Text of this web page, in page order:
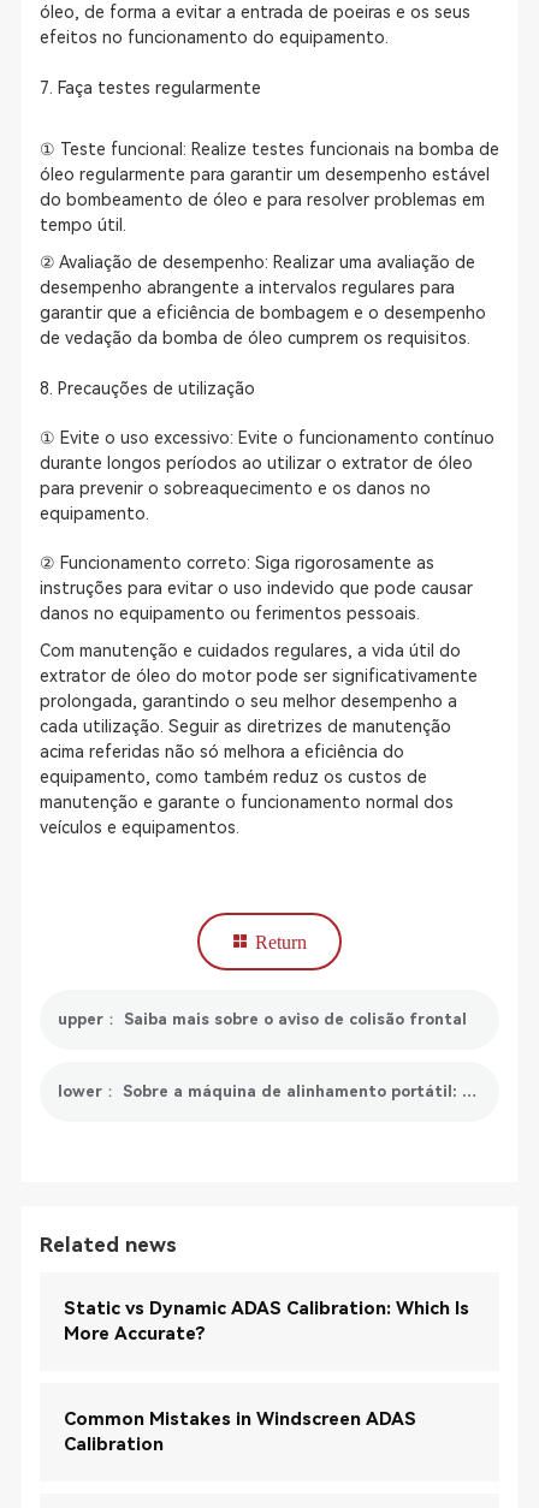
óleo, de forma a evitar a entrada de poeiras e os seus
efeitos no funcionamento do equipamento.
7. Faça testes regularmente
① Teste funcional: Realize testes funcionais na bomba de
óleo regularmente para garantir um desempenho estável
do bombeamento de óleo e para resolver problemas em
tempo útil.
② Avaliação de desempenho: Realizar uma avaliação de
desempenho abrangente a intervalos regulares para
garantir que a eficiência de bombagem e o desempenho
de vedação da bomba de óleo cumprem os requisitos.
8. Precauções de utilização
① Evite o uso excessivo: Evite o funcionamento contínuo
durante longos períodos ao utilizar o extrator de óleo
para prevenir o sobreaquecimento e os danos no
equipamento.
② Funcionamento correto: Siga rigorosamente as
instruções para evitar o uso indevido que pode causar
danos no equipamento ou ferimentos pessoais.
Com manutenção e cuidados regulares, a vida útil do
extrator de óleo do motor pode ser significativamente
prolongada, garantindo o seu melhor desempenho a
cada utilização. Seguir as diretrizes de manutenção
acima referidas não só melhora a eficiência do
equipamento, como também reduz os custos de
manutenção e garante o funcionamento normal dos
veículos e equipamentos.
Return
upper： Saiba mais sobre o aviso de colisão frontal
lower： Sobre a máquina de alinhamento portátil: tudo o que precisa de saber
Related news
Static vs Dynamic ADAS Calibration: Which Is
More Accurate?
Common Mistakes in Windscreen ADAS
Calibration